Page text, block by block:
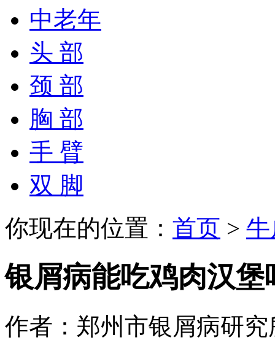
中老年
头 部
颈 部
胸 部
手 臂
双 脚
你现在的位置： 首页 >
银屑病能吃鸡肉汉堡
作者：郑州市银屑病研究